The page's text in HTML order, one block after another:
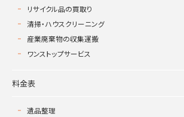
リサイクル品の買取り
清掃・ハウスクリーニング
産業廃棄物の収集運搬
ワンストップサービス
料金表
遺品整理